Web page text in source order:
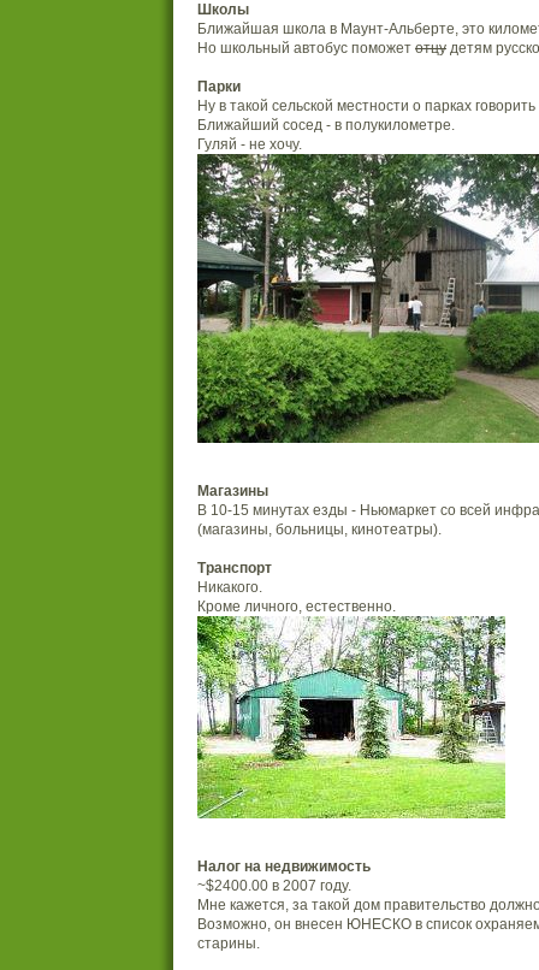
Школы
Ближайшая школа в Маунт-Альберте, это
Но школьный автобус поможет отцу детям
Парки
Ну в такой сельской местности о парках
Ближайший сосед - в полукилометре.
Гуляй - не хочу.
Магазины
В 10-15 минутах езды - Ньюмаркет со всей
(магазины, больницы, кинотеатры).
Транспорт
Никакого.
Кроме личного, естественно.
Налог на недвижимость
~$2400.00 в 2007 году.
Мне кажется, за такой дом правительство
Возможно, он внесен ЮНЕСКО в список
старины.